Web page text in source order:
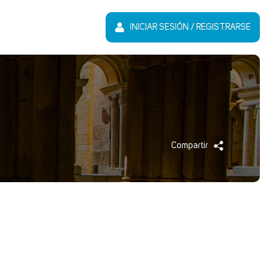
INICIAR SESIÓN / REGISTRARSE
Compartir